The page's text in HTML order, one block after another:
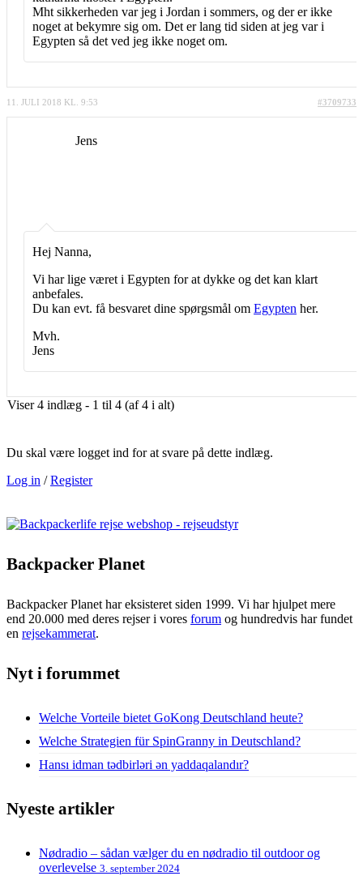
Mht sikkerheden var jeg i Jordan i sommers, og der er ikke
noget at bekymre sig om. Det er lang tid siden at jeg var i
Egypten så det ved jeg ikke noget om.
11. JULI 2018 KL. 9:53 #3709733
Jens
Hej Nanna,
Vi har lige været i Egypten for at dykke og det kan klart
anbefales.
Du kan evt. få besvaret dine spørgsmål om Egypten her.
Mvh.
Jens
Viser 4 indlæg - 1 til 4 (af 4 i alt)
Du skal være logget ind for at svare på dette indlæg.
Log in /Register
Backpacker Planet
Backpacker Planet har eksisteret siden 1999. Vi har hjulpet mere
end 20.000 med deres rejser i vores forum og hundredvis har fundet
en rejsekammerat.
Nyt i forummet
Welche Vorteile bietet GoKong Deutschland heute?
Welche Strategien für SpinGranny in Deutschland?
Hansı idman tədbirləri ən yaddaqalandır?
Nyeste artikler
Nødradio – sådan vælger du en nødradio til outdoor og
overlevelse 3. september 2024